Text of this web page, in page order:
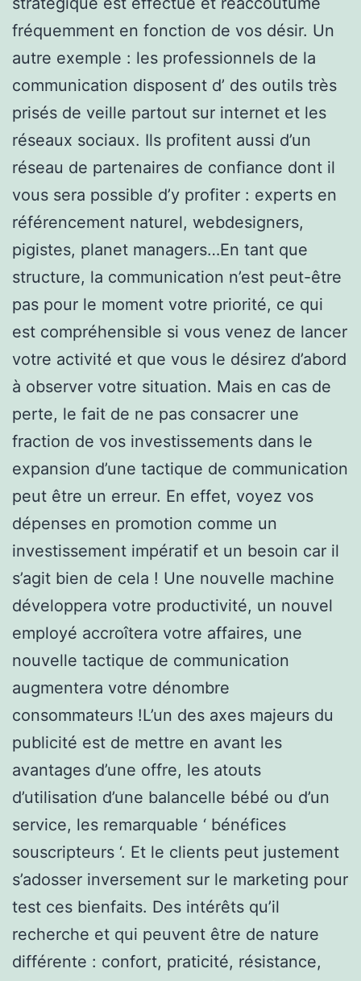
fréquemment en fonction de vos désir. Un
autre exemple : les professionnels de la
communication disposent d’ des outils très
prisés de veille partout sur internet et les
réseaux sociaux. Ils profitent aussi d’un
réseau de partenaires de confiance dont il
vous sera possible d’y profiter : experts en
référencement naturel, webdesigners,
pigistes, planet managers…En tant que
structure, la communication n’est peut-être
pas pour le moment votre priorité, ce qui
est compréhensible si vous venez de lancer
votre activité et que vous le désirez d’abord
à observer votre situation. Mais en cas de
perte, le fait de ne pas consacrer une
fraction de vos investissements dans le
expansion d’une tactique de communication
peut être un erreur. En effet, voyez vos
dépenses en promotion comme un
investissement impératif et un besoin car il
s’agit bien de cela ! Une nouvelle machine
développera votre productivité, un nouvel
employé accroîtera votre affaires, une
nouvelle tactique de communication
augmentera votre dénombre
consommateurs !L’un des axes majeurs du
publicité est de mettre en avant les
avantages d’une offre, les atouts
d’utilisation d’une balancelle bébé ou d’un
service, les remarquable ‘ bénéfices
souscripteurs ‘. Et le clients peut justement
s’adosser inversement sur le marketing pour
test ces bienfaits. Des intérêts qu’il
recherche et qui peuvent être de nature
différente : confort, praticité, résistance,